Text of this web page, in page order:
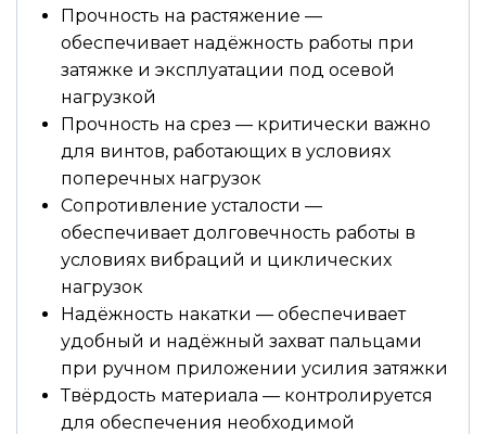
Прочность на растяжение —
обеспечивает надёжность работы при
затяжке и эксплуатации под осевой
нагрузкой
Прочность на срез — критически важно
для винтов, работающих в условиях
поперечных нагрузок
Сопротивление усталости —
обеспечивает долговечность работы в
условиях вибраций и циклических
нагрузок
Надёжность накатки — обеспечивает
удобный и надёжный захват пальцами
при ручном приложении усилия затяжки
Твёрдость материала — контролируется
для обеспечения необходимой